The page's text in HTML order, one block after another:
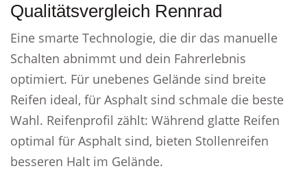
Qualitätsvergleich Rennrad
Eine smarte Technologie, die dir das manuelle
Schalten abnimmt und dein Fahrerlebnis
optimiert. Für unebenes Gelände sind breite
Reifen ideal, für Asphalt sind schmale die beste
Wahl. Reifenprofil zählt: Während glatte Reifen
optimal für Asphalt sind, bieten Stollenreifen
besseren Halt im Gelände.